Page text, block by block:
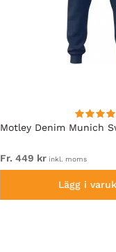
Motley Denim Munich
Fr. 449 kr inkl. moms
Lägg i